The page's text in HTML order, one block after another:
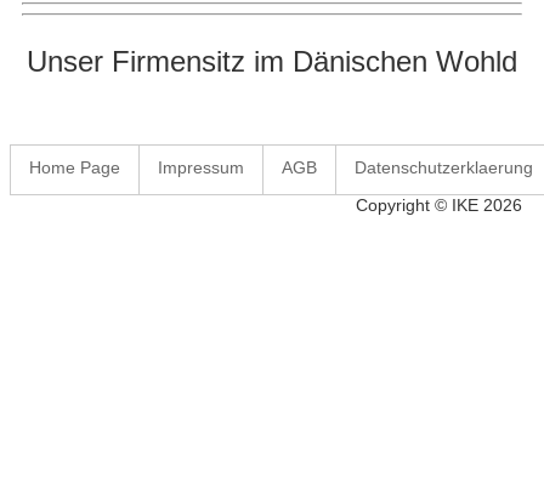
Unser Firmensitz im Dänischen Wohld
Home Page Impressum AGB
Datenschutzerklaerung
Copyright © IKE 2026